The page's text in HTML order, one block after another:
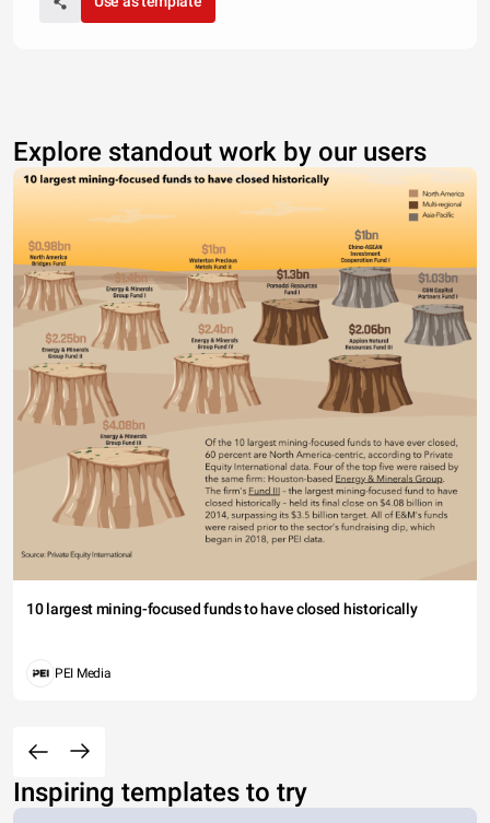
Explore standout work by our users
10 largest mining-focused funds to have closed historically
PEI Media
Inspiring templates to try